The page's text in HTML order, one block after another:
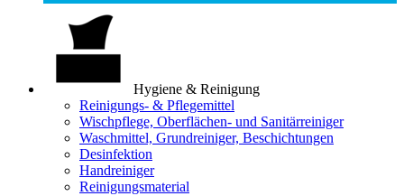
Hygiene & Reinigung
Reinigungs- & Pflegemittel
Wischpflege, Oberflächen- und Sanitärreiniger
Waschmittel, Grundreiniger, Beschichtungen
Desinfektion
Handreiniger
Reinigungsmaterial